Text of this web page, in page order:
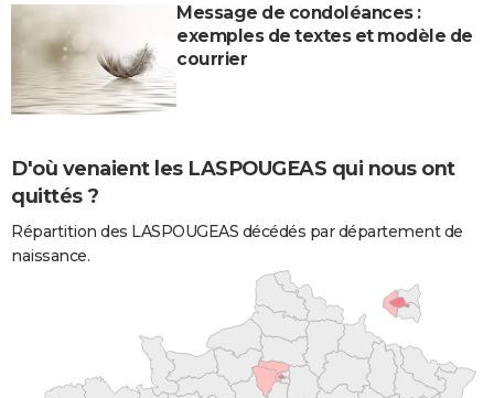
Message de condoléances :
exemples de textes et modèle de
courrier
D'où venaient les LASPOUGEAS qui nous ont
quittés ?
Répartition des LASPOUGEAS décédés par département de
naissance.